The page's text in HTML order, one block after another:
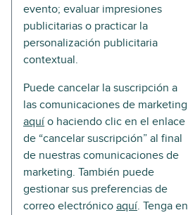
evento; evaluar impresiones
publicitarias o practicar la
personalización publicitaria
contextual.
Puede cancelar la suscripción a
las comunicaciones de marketing
aquí o haciendo clic en el enlace
de “cancelar suscripción” al final
de nuestras comunicaciones de
marketing. También puede
gestionar sus preferencias de
correo electrónico aquí. Tenga en